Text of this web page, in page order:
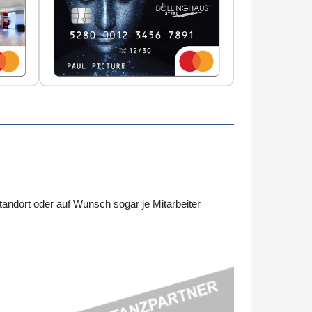
oder auf Wunsch sogar je Mitarbeiter